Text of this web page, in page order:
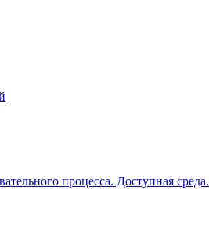
процесса. Доступная среда.